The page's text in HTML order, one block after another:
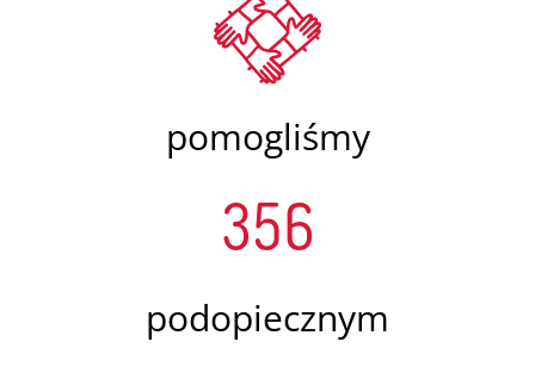
pomogliśmy
356
podopiecznym